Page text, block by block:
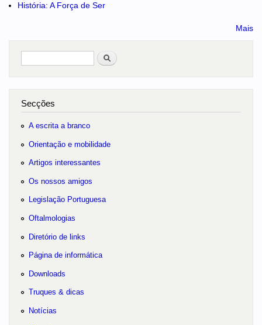
História: A Força de Ser
Mais
Pesquisar
Secções
A escrita a branco
Orientação e mobilidade
Artigos interessantes
Os nossos amigos
Legislação Portuguesa
Oftalmologias
Diretório de links
Página de informática
Downloads
Truques & dicas
Notícias